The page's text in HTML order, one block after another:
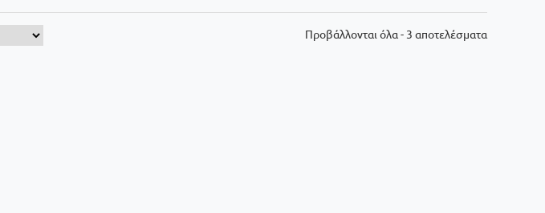
Προβάλλονται όλα - 3 αποτελέσματα